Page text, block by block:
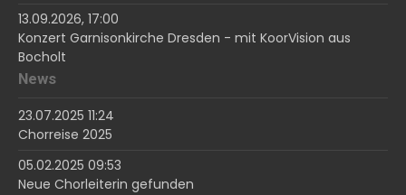
13.09.2026, 17:00
Konzert Garnisonkirche Dresden - mit KoorVision aus
Bocholt
News
23.07.2025 11:24
Chorreise 2025
05.02.2025 09:53
Neue Chorleiterin gefunden